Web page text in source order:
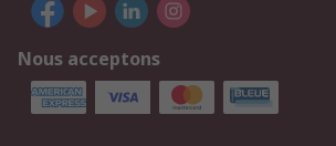
Nous acceptons